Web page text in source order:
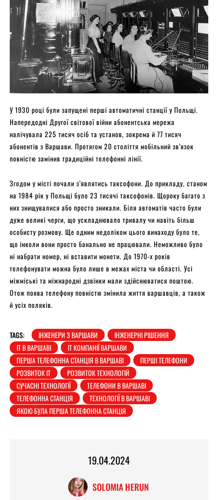
У 1930 році були запущені перші автоматичні станції у Польщі.
Напередодні Другої світової війни абонентська мережа
налічувала 225 тисяч осіб та установ, зокрема й 77 тисяч
абонентів з Варшави. Протягом 20 століття мобільний зв’язок
повністю замінив традиційні телефонні лінії.
Згодом у місті почали з’являтись таксофони. До прикладу, станом
на 1984 рік у Польщі було 23 тисячі таксофонів. Щороку багато з
них знищувалися або просто зникали. Біля автоматів часто були
дуже великі черги, що ускладнювало тривалу чи навіть більш
особисту розмову. Ще одним недоліком цього винаходу було те,
що інколи вони просто банально не працювали. Неможливо було
ні набрати номер, ні вставити монети. До 1970-х років
телефонувати можна було лише в межах міста чи області. Усі
міжміські та міжнародні дзвінки мали здійснюватися поштою.
Отож поява телефону повністю змінила життя варшавців, а також
й усіх поляків.
TAGS: ІНЖЕНЕРИ З ВАРШАВИ
ІНЖЕНЕРНІ РІШЕННЯ
ІТ В ВАРШАВІ
ІТ КОМПАНІЇ ВАРШАВИ
ПЕРША ТЕЛЕФОННА СТАНЦІЯ В ВАРШАВІ
ПЕРШІ ТЕЛЕФОНИ
РОЗВИТОК ІТ
РОЗВИТОК ТЕХНОЛОГІЙ
СУЧАСНІ ТЕХНОЛОГІЇ
ТЕЛЕФОНИ В ВАРШАВІ
ТЕЛЕФОННА СТАНЦІЯ
ТЕХНОЛОГІЇ В ВАРШАВІ
ЯКОЮ БУЛА ПЕРША ТЕЛЕФОННА СТАНЦІЯ
19.04.2024
SOLOMIA HERUN